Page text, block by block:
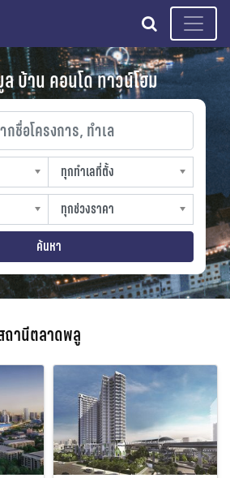
search
บ้าน คอนโด ทาวน์โฮม
ครงการ, ทำเล
ทุกทำเลที่ตั้ง
slocation
ทุกช่วงราคา
sprice
ค้นหา
ถานีตลาดพลู